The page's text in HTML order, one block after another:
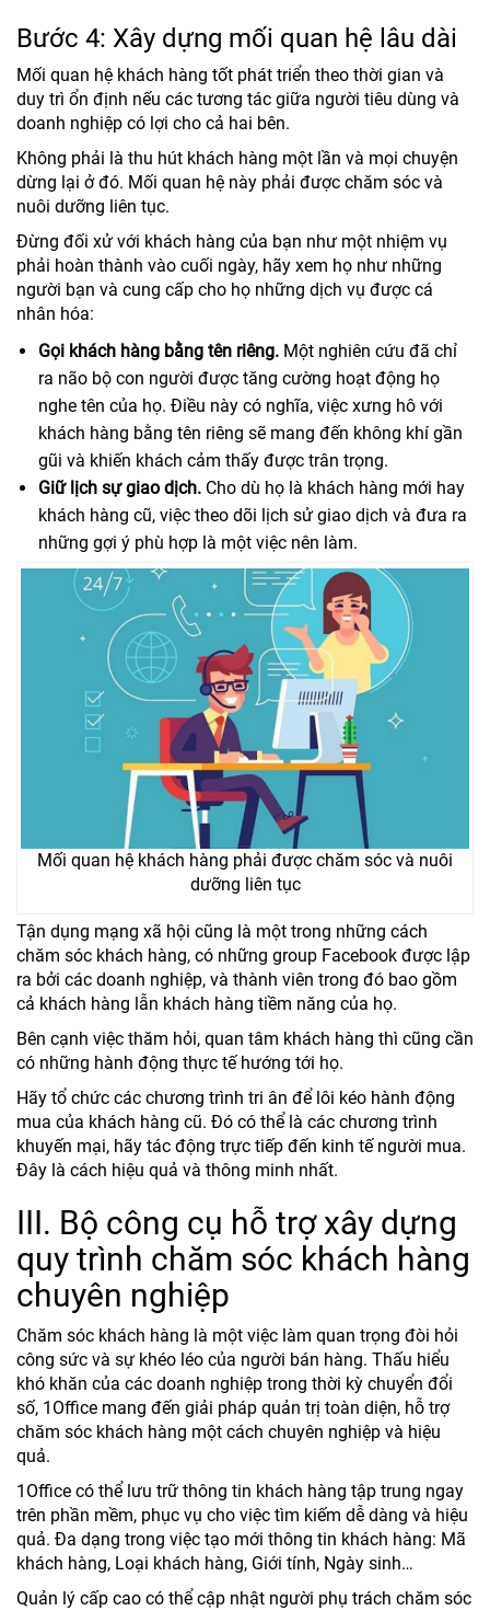
Bước 4: Xây dựng mối quan hệ lâu dài
Mối quan hệ khách hàng tốt phát triển theo thời gian và
duy trì ổn định nếu các tương tác giữa người tiêu dùng và
doanh nghiệp có lợi cho cả hai bên.
Không phải là thu hút khách hàng một lần và mọi chuyện
dừng lại ở đó. Mối quan hệ này phải được chăm sóc và
nuôi dưỡng liên tục.
Đừng đối xử với khách hàng của bạn như một nhiệm vụ
phải hoàn thành vào cuối ngày, hãy xem họ như những
người bạn và cung cấp cho họ những dịch vụ được cá
nhân hóa:
Gọi khách hàng bằng tên riêng. Một nghiên cứu đã chỉ
ra não bộ con người được tăng cường hoạt động họ
nghe tên của họ. Điều này có nghĩa, việc xưng hô với
khách hàng bằng tên riêng sẽ mang đến không khí gần
gũi và khiến khách cảm thấy được trân trọng.
Giữ lịch sự giao dịch. Cho dù họ là khách hàng mới hay
khách hàng cũ, việc theo dõi lịch sử giao dịch và đưa ra
những gợi ý phù hợp là một việc nên làm.
Mối quan hệ khách hàng phải được chăm sóc và nuôi
dưỡng liên tục
Tận dụng mạng xã hội cũng là một trong những cách
chăm sóc khách hàng, có những group Facebook được lập
ra bởi các doanh nghiệp, và thành viên trong đó bao gồm
cả khách hàng lẫn khách hàng tiềm năng của họ.
Bên cạnh việc thăm hỏi, quan tâm khách hàng thì cũng cần
có những hành động thực tế hướng tới họ.
Hãy tổ chức các chương trình tri ân để lôi kéo hành động
mua của khách hàng cũ. Đó có thể là các chương trình
khuyến mại, hãy tác động trực tiếp đến kinh tế người mua.
Đây là cách hiệu quả và thông minh nhất.
III. Bộ công cụ hỗ trợ xây dựng
quy trình chăm sóc khách hàng
chuyên nghiệp
Chăm sóc khách hàng là một việc làm quan trọng đòi hỏi
công sức và sự khéo léo của người bán hàng. Thấu hiểu
khó khăn của các doanh nghiệp trong thời kỳ chuyển đổi
số, 1Office mang đến giải pháp quản trị toàn diện, hỗ trợ
chăm sóc khách hàng một cách chuyên nghiệp và hiệu
quả.
1Office có thể lưu trữ thông tin khách hàng tập trung ngay
trên phần mềm, phục vụ cho việc tìm kiếm dễ dàng và hiệu
quả. Đa dạng trong việc tạo mới thông tin khách hàng: Mã
khách hàng, Loại khách hàng, Giới tính, Ngày sinh…
Quản lý cấp cao có thể cập nhật người phụ trách chăm sóc